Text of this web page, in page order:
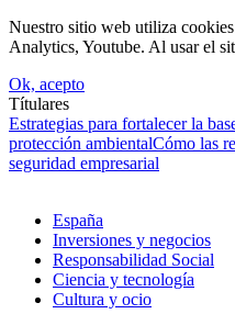
Nuestro sitio web utiliza
Analytics, Youtube. Al usar el
Ok, acepto
Títulares
Estrategias para fortalecer la
protección ambientalCómo las
seguridad empresarial
España
Inversiones y negocios
Responsabilidad Social
Ciencia y tecnología
Cultura y ocio